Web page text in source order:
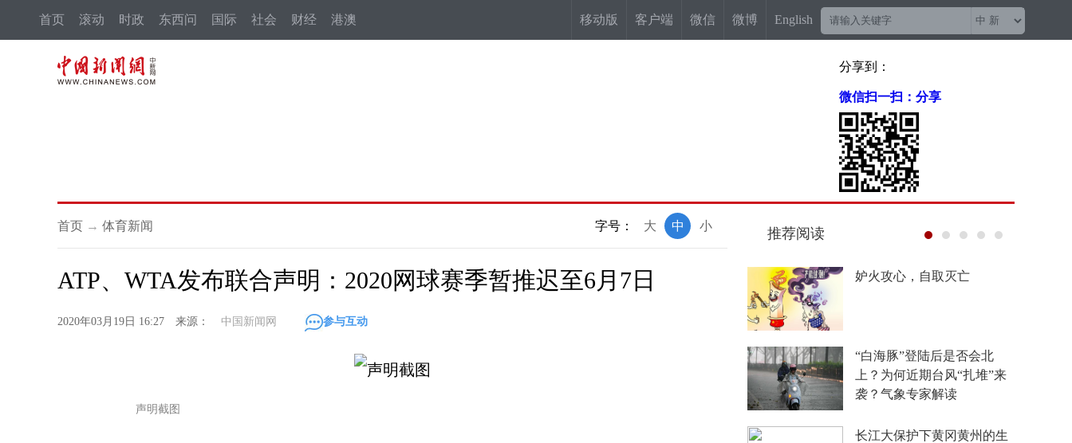
首页 滚动 时政 东西问 国际 社会 财经 港澳 移动版 客户端 微信 微博 English
分享到：
微信扫一扫：分享
首页 → 体育新闻 字号： 小
中
大
ATP、WTA发布联合声明：2020网球赛季暂推迟至6月7日
2020年03月19日 16:27 来源： 中国新闻网 参与互动
声明截图
推荐阅读
妒火攻心，自取灭亡
“白海豚”登陆后是否会北
上？为何近期台风“扎堆”来
袭？气象专家解读
长江大保护下黄冈黄州的生